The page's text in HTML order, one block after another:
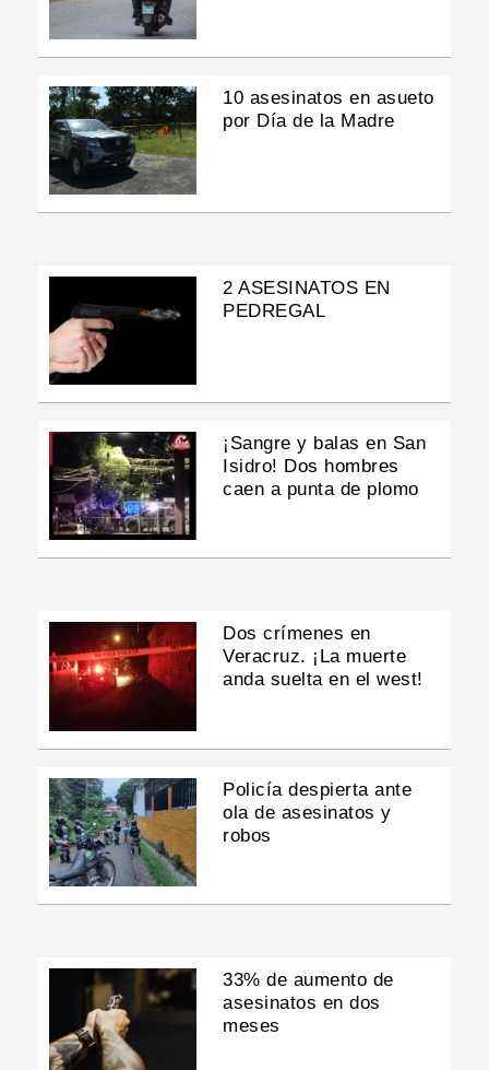
10 asesinatos en asueto
por Día de la Madre
2 ASESINATOS EN
PEDREGAL
¡Sangre y balas en San
Isidro! Dos hombres
caen a punta de plomo
Dos crímenes en
Veracruz. ¡La muerte
anda suelta en el west!
Policía despierta ante
ola de asesinatos y
robos
33% de aumento de
asesinatos en dos
meses